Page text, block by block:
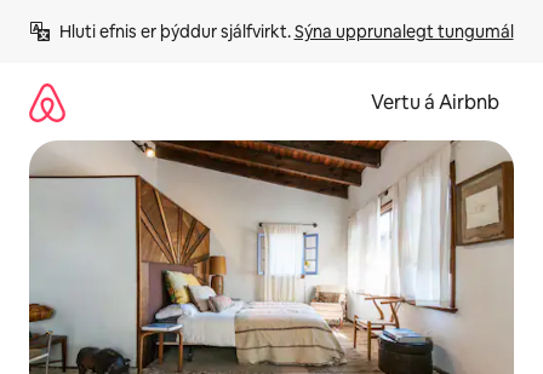
beint
Hluti efnis er þýddur sjálfvirkt. Sýna upprunalegt tungumál
Vertu á Airbnb